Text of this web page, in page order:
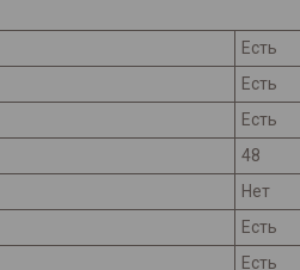
Есть
Есть
Есть
48
Нет
Есть
Есть